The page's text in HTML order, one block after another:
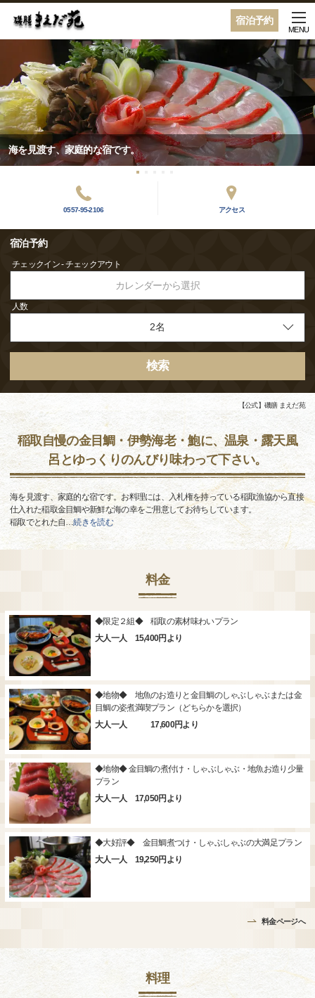
宿泊予約
MENU
海を見渡す、家庭的な宿です。
0557-95-2106 アクセス
宿泊予約
チェックイン - チェックアウト
カレンダーから選択
人数
検索
【公式】磯膳 まえだ苑
稲取自慢の金目鯛・伊勢海老・鮑に、温泉・露天風
呂とゆっくりのんびり味わって下さい。
海を見渡す、家庭的な宿です。お料理には、入札権を持っている稲取漁協から直接
仕入れた稲取金目鯛や新鮮な海の幸をご用意してお待ちしています。
稲取でとれた自…続きを読む
料金
◆限定２組◆ 稲取の素材味わいプラン
大人一人 15,400円より
◆地物◆ 地魚のお造りと金目鯛のしゃぶしゃぶまたは金
目鯛の姿煮満喫プラン（どちらかを選択）
大人一人 17,600円より
◆地物◆ 金目鯛の煮付け・しゃぶしゃぶ・地魚お造り少量
プラン
大人一人 17,050円より
◆大好評◆ 金目鯛煮つけ・しゃぶしゃぶの大満足プラン
大人一人 19,250円より
料金ページへ
料理